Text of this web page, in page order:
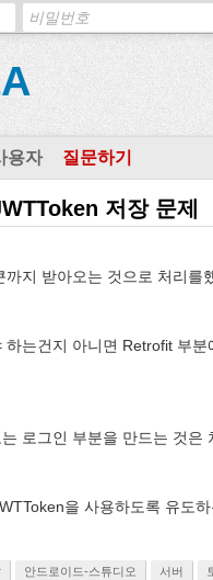
용자 질문하기
저장 문제
지 받아오는 것으로 처리를
는건지 아니면 Retrofit 부
로그인 부분을 만드는 것은
을 사용하도록 유도
안드로이드-스튜디오 서버